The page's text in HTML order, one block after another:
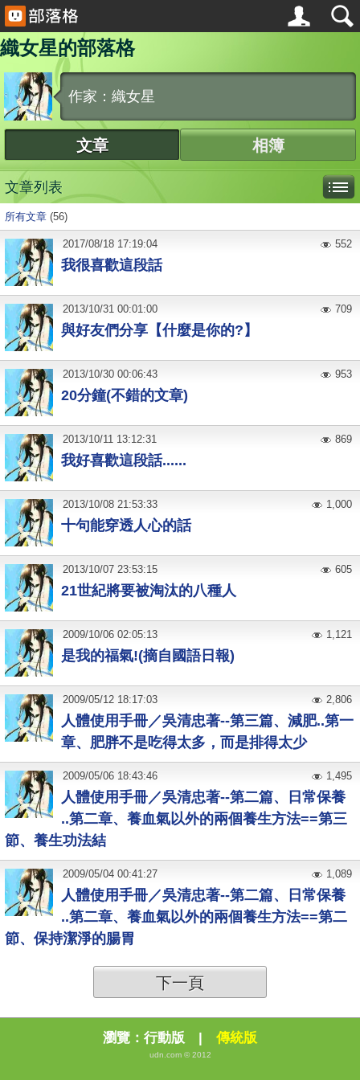
織女星的部落格
作家：織女星
文章 相簿
文章列表
所有文章 (56)
我很喜歡這段話
2017/08/18 17:19:04 552
與好友們分享【什麼是​你的?】
2013/10/31 00:01:00 709
20分鐘(不錯的文章)
2013/10/30 00:06:43 953
我好喜歡這段話......
2013/10/11 13:12:31 869
十句能穿透人心的話
2013/10/08 21:53:33 1,000
21世紀將要被淘汰的八種人
2013/10/07 23:53:15 605
是我的福氣!(摘自國語日報)
2009/10/06 02:05:13 1,121
人體使用手冊／吳清忠著--第三篇、減肥..第一
章、肥胖不是吃得太多，而是排得太少
2009/05/12 18:17:03 2,806
人體使用手冊／吳清忠著--第二篇、日常保養
..第二章、養血氣以外的兩個養生方法==第三
節、養生功法結
2009/05/06 18:43:46 1,495
人體使用手冊／吳清忠著--第二篇、日常保養
..第二章、養血氣以外的兩個養生方法==第二
節、保持潔淨的腸胃
2009/05/04 00:41:27 1,089
下一頁
瀏覽： 行動版 | 傳統版
udn.com © 2012